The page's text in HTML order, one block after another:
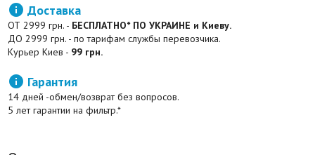
 Доставка
ОТ 2999 грн. - БЕСПЛАТНО* ПО УКРАИНЕ и Киеву.
ДО 2999 грн. - по тарифам службы перевозчика.
Курьер Киев - 99 грн.
 Гарантия
14 дней -обмен/возврат без вопросов.
5 лет гарантии на фильтр.*